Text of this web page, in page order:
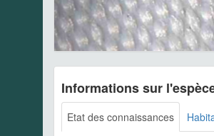
Informations sur
Etat des connaissances